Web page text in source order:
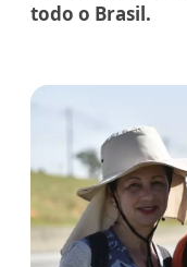
todo o Brasil.